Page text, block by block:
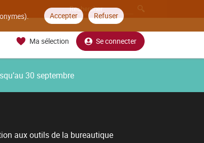
Accepter Refuser
Ma sélection Se connecter
30 septembre
aux outils de la bureautique